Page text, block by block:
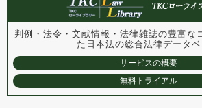
判例・法令・文献情報・法律雑誌の豊富な
た 日本法の総合法律データベ
サービスの概要
無料トライアル